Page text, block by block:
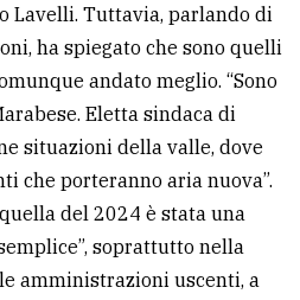
Lavelli. Tuttavia, parlando di
ha spiegato che sono quelli
andato meglio. “Sono
Eletta sindaca di
situazioni della valle, dove
che porteranno aria nuova”.
del 2024 è stata una
soprattutto nella
amministrazioni uscenti, a